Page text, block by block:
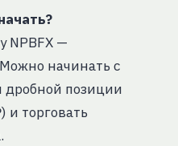
NPBFX —
начинать с
дробной позиции
и торговать